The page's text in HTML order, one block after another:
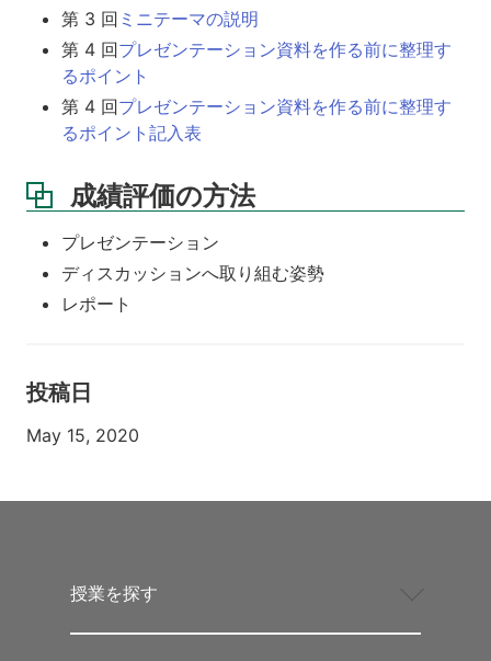
第 3 回 ミニテーマの説明
第 4 回プレゼンテーション資料を作る前に整理す
るポイント
第 4 回プレゼンテーション資料を作る前に整理す
るポイント記入表
成績評価の方法
プレゼンテーション
ディスカッションへ取り組む姿勢
レポート
投稿日
May 15, 2020
授業を探す